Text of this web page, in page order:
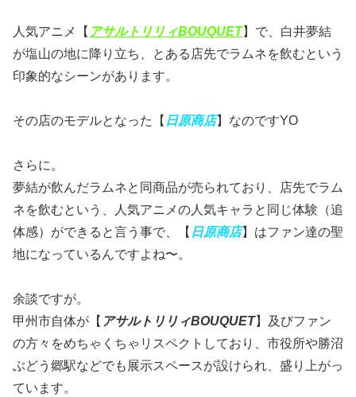
人気アニメ【 アサルトリリィBOUQUET】で、白井夢結
が塩山の地に降り立ち、とある店先でラムネを飲むという
印象的なシーンがあります。
その店のモデルとなった【 日原商店】なのですYO
さらに。
夢結が飲んだラムネと同商品が売られており、店先でラム
ネを飲むという、人気アニメの人気キャラと同じ体験（追
体感）ができると言う事で、【 日原商店】はファン達の聖
地になっているんですよね〜。
余談ですが。
甲州市自体が【 アサルトリリィBOUQUET】及びファン
の方々をめちゃくちゃリスペクトしており、市役所や勝沼
ぶどう郷駅などでも展示スペースが設けられ、盛り上がっ
ています。